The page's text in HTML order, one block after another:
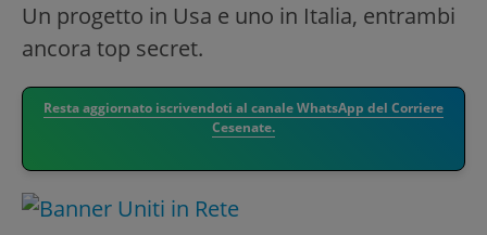
Un progetto in Usa e uno in Italia, entrambi
ancora top secret.
Resta aggiornato iscrivendoti al canale WhatsApp del Corriere
Cesenate.